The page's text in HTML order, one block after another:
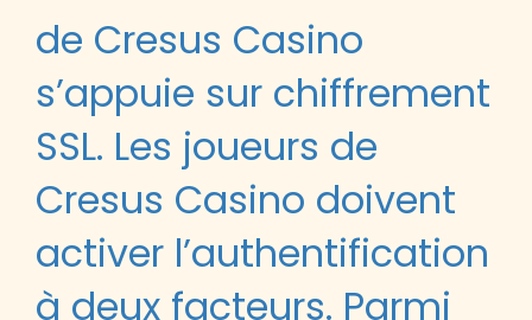
de Cresus Casino
s’appuie sur chiffrement
SSL. Les joueurs de
Cresus Casino doivent
activer l’authentification
à deux facteurs. Parmi